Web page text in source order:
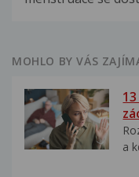
MOHLO BY VÁS
a